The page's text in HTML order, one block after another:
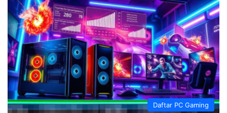
Daftar PC Gaming